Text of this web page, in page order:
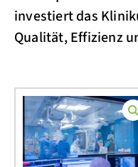
investiert das
Qualität, Effizienz